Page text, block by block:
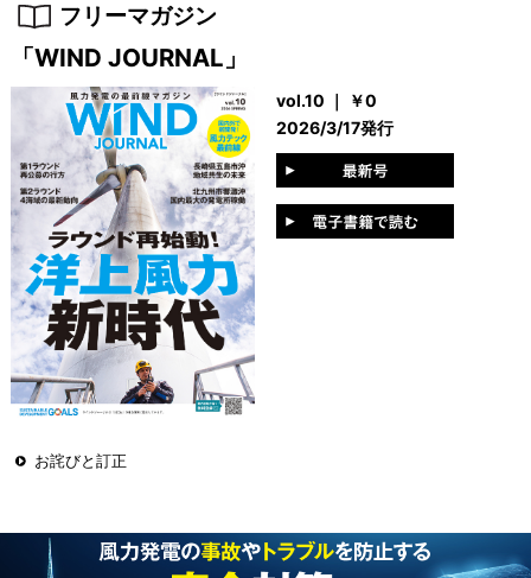
フリーマガジン
「WIND JOURNAL」
vol.10 ｜ ￥0
2026/3/17発行
お詫びと訂正